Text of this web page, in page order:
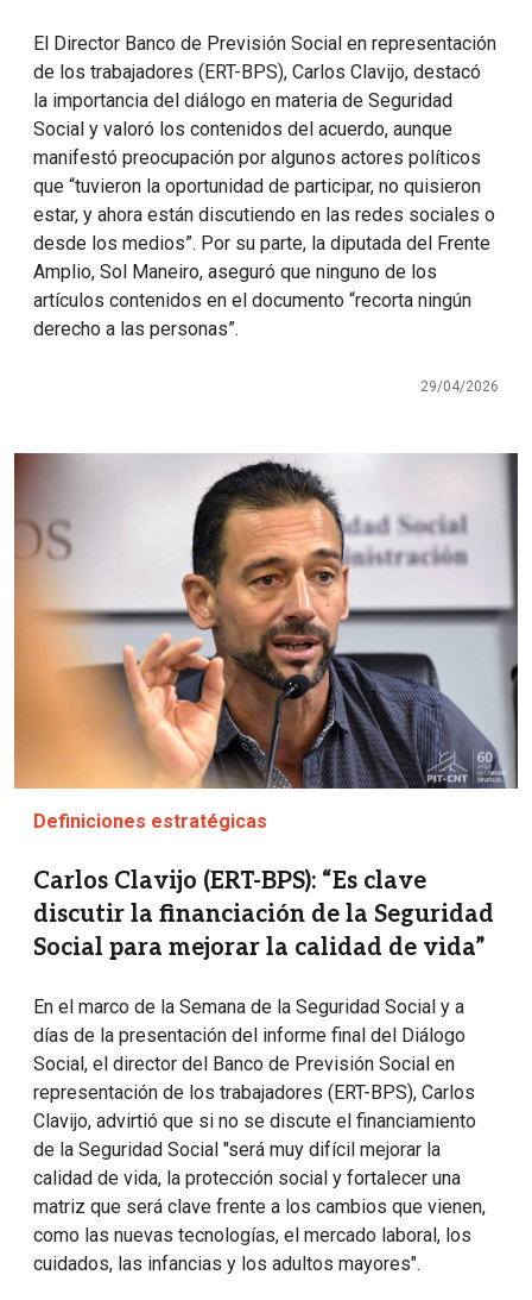
El Director Banco de Previsión Social en representación
de los trabajadores (ERT-BPS), Carlos Clavijo, destacó
la importancia del diálogo en materia de Seguridad
Social y valoró los contenidos del acuerdo, aunque
manifestó preocupación por algunos actores políticos
que “tuvieron la oportunidad de participar, no quisieron
estar, y ahora están discutiendo en las redes sociales o
desde los medios”. Por su parte, la diputada del Frente
Amplio, Sol Maneiro, aseguró que ninguno de los
artículos contenidos en el documento “recorta ningún
derecho a las personas”.
29/04/2026
Definiciones estratégicas
Carlos Clavijo (ERT-BPS): “Es clave
discutir la financiación de la Seguridad
Social para mejorar la calidad de vida”
En el marco de la Semana de la Seguridad Social y a
días de la presentación del informe final del Diálogo
Social, el director del Banco de Previsión Social en
representación de los trabajadores (ERT-BPS), Carlos
Clavijo, advirtió que si no se discute el financiamiento
de la Seguridad Social "será muy difícil mejorar la
calidad de vida, la protección social y fortalecer una
matriz que será clave frente a los cambios que vienen,
como las nuevas tecnologías, el mercado laboral, los
cuidados, las infancias y los adultos mayores".